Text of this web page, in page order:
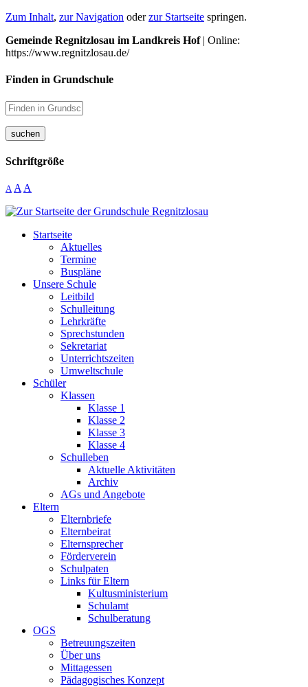
Zum Inhalt, zur Navigation oderzur Startseite springen.
Gemeinde Regnitzlosau im Landkreis Hof| Online:
https://www.regnitzlosau.de/
Finden in Grundschule
suchen
Schriftgröße
A A A
Startseite
Aktuelles
Termine
Buspläne
Unsere Schule
Leitbild
Schulleitung
Lehrkräfte
Sprechstunden
Sekretariat
Unterrichtszeiten
Umweltschule
Schüler
Klassen
Klasse 1
Klasse 2
Klasse 3
Klasse 4
Schulleben
Aktuelle Aktivitäten
Archiv
AGs und Angebote
Eltern
Elternbriefe
Elternbeirat
Elternsprecher
Förderverein
Schulpaten
Links für Eltern
Kultusministerium
Schulamt
Schulberatung
OGS
Betreuungszeiten
Über uns
Mittagessen
Pädagogisches Konzept